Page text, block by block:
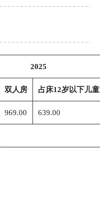
2025
双人房 占床12岁以下儿童
969.00 639.00